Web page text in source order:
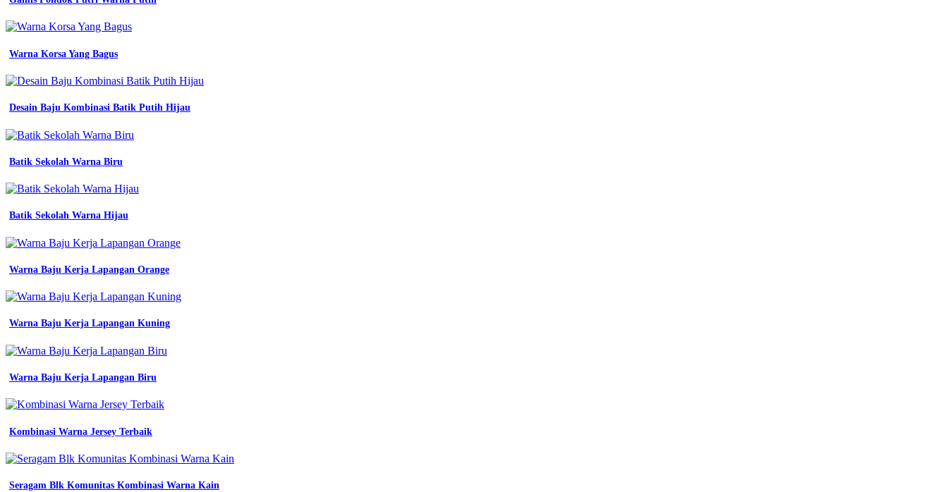
putih
Jersey
warna
seragam
safety
lapangan
jersey
bikin
satuan
desain
futsal
putih
printing
jersey
desain
jersey
futsal
putih
printing
jersey
jersey
warna
Warna Korsa Yang Bagus
Desain Baju Kombinasi Batik Putih Hijau
Batik Sekolah Warna Biru
Batik Sekolah Warna Hijau
Warna Baju Kerja Lapangan Orange
Warna Baju Kerja Lapangan Kuning
Warna Baju Kerja Lapangan Biru
Kombinasi Warna Jersey Terbaik
Seragam Blk Komunitas Kombinasi Warna Kain